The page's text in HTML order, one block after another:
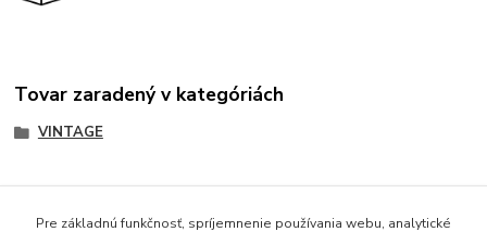
Tovar zaradený v kategóriách
VINTAGE
Pre základnú funkčnosť, spríjemnenie používania webu, analytické